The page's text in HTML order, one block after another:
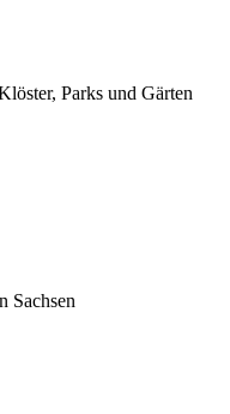
Parks und Gärten
Sachsen